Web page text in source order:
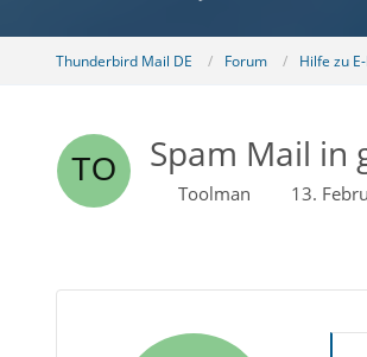
Thunderbird Mail DE Forum Hilfe zu
Spam Mail in
Toolman 13.